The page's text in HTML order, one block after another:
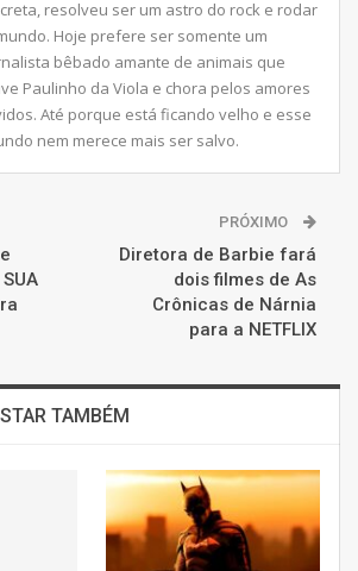
resolveu ser um astro do rock e rodar
Hoje prefere ser somente um
bêbado amante de animais que
Paulinho da Viola e chora pelos amores
Até porque está ficando velho e esse
nem merece mais ser salvo.
PRÓXIMO
Diretora de Barbie fará
dois filmes de As
Crônicas de Nárnia
para a NETFLIX
TAMBÉM